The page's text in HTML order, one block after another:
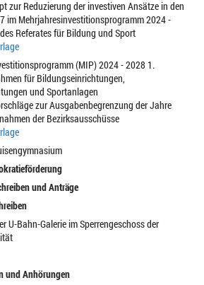
zur Reduzierung der investiven Ansätze in den
im Mehrjahresinvestitionsprogramm 2024 -
Referates für Bildung und Sport
(MIP) 2024 - 2028 1.
für Bildungseinrichtungen,
und Sportanlagen
zur Ausgabenbegrenzung der Jahre
der Bezirksausschüsse
und Anträge
U-Bahn-Galerie im Sperrengeschoss der
und Anhörungen